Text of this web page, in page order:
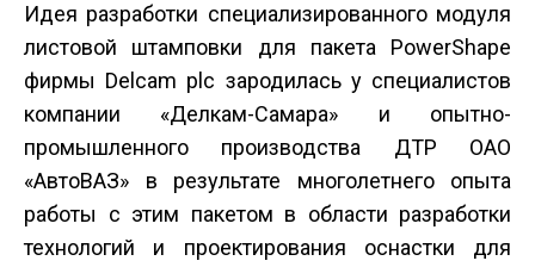
Идея разработки специализированного модуля
листовой штамповки для пакета PowerShape
фирмы Delcam plc зародилась у специалистов
компании «Делкам-Самара» и опытно-
промышленного производства ДТР ОАО
«АвтоВАЗ» в результате многолетнего опыта
работы с этим пакетом в области разработки
технологий и проектирования оснаст­ки для